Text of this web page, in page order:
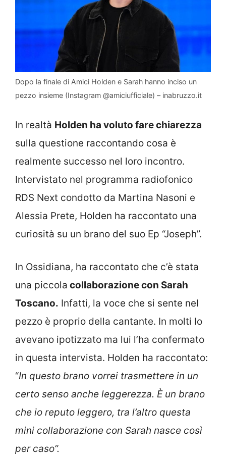
Dopo la finale di Amici Holden e Sarah hanno inciso un
pezzo insieme (Instagram @amiciufficiale) – inabruzzo.it
In realtà Holden ha voluto fare chiarezza
sulla questione raccontando cosa è
realmente successo nel loro incontro.
Intervistato nel programma radiofonico
RDS Next condotto da Martina Nasoni e
Alessia Prete, Holden ha raccontato una
curiosità su un brano del suo Ep “Joseph”.
In Ossidiana, ha raccontato che c’è stata
una piccola collaborazione con Sarah
Toscano. Infatti, la voce che si sente nel
pezzo è proprio della cantante. In molti lo
avevano ipotizzato ma lui l’ha confermato
in questa intervista. Holden ha raccontato:
“In questo brano vorrei trasmettere in un
certo senso anche leggerezza. È un brano
che io reputo leggero, tra l’altro questa
mini collaborazione con Sarah nasce così
per caso”.